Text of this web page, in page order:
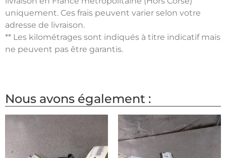
uniquement. Ces frais peuvent varier selon votre
adresse de livraison.
** Les kilométrages sont indiqués à titre indicatif mais
ne peuvent pas être garantis.
Nous avons également :